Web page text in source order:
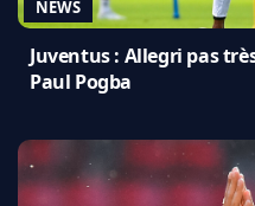
NEWS
Juventus : Allegri pas
Paul Pogba